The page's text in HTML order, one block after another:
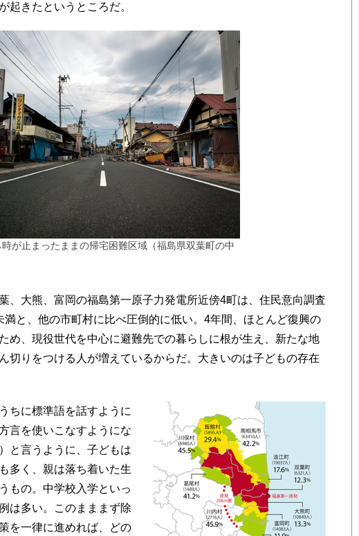
起きたというところだ。
が止まったままの帰宅困難区域（福島県双葉町の中
、大熊、富岡の福島第一原子力発電所近傍4町は、住民意向調査
満と、他の市町村に比べ圧倒的に低い。4年間、ほとんど復興の
め、現役世代を中心に避難先での暮らしに根が生え、新たな地
切りをつける人が増えているからだ。大きいのは子どもの存在
ちに標準語を話すように
言を使いこなすようにな
と言うように、子どもは
多く、親は落ち着いた生
もの。中学校入学といっ
は多い。このまままず除
を一律に進めれば、どの